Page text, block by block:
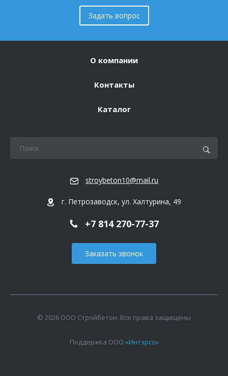
Задать вопрос
О компании
Контакты
Каталог
stroybeton10@mail.ru
г. Петрозаводск, ул. Халтурина, 49
+7 814 270-77-37
Заказать звонок
© 2026 ООО Стройбетон, Все права защищены
Поддержка ООО «Интэрсо»